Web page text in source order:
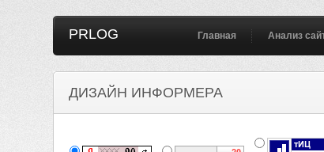
PRLOG Главная Анализ
ДИЗАЙН ИНФОРМЕРА